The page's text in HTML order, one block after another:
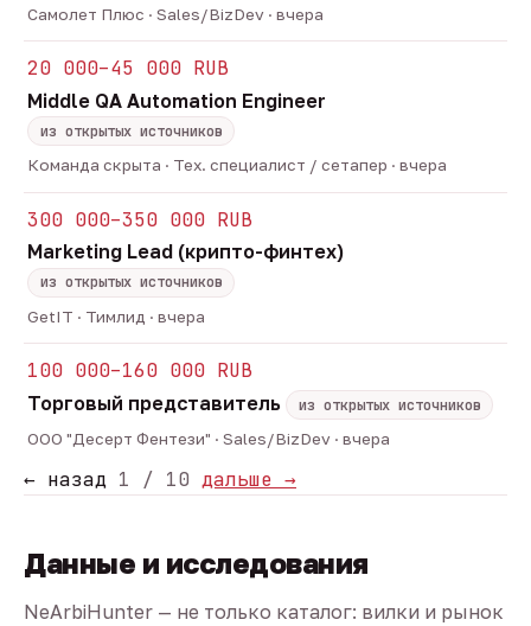
Самолет Плюс · Sales/BizDev · вчера
20 000–45 000 RUB
Middle QA Automation Engineer
из открытых источников
Команда скрыта · Тех. специалист / сетапер · вчера
300 000–350 000 RUB
Marketing Lead (крипто-финтех)
из открытых источников
GetIT · Тимлид · вчера
100 000–160 000 RUB
Торговый представитель
из открытых источников
ООО "Десерт Фентези" · Sales/BizDev · вчера
← назад 1 / 10 дальше →
Данные и исследования
NeArbiHunter — не только каталог: вилки и рынок